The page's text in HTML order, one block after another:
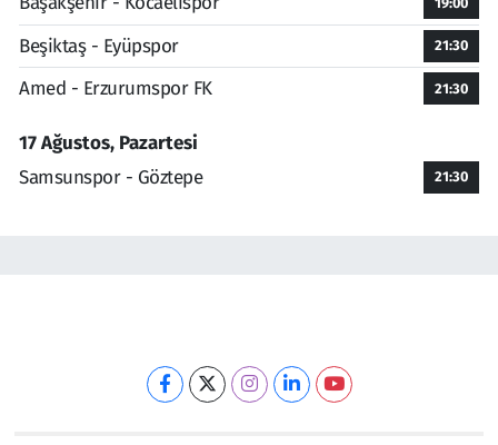
Beşiktaş - Eyüpspor 21:30
Amed - Erzurumspor FK 21:30
17 Ağustos, Pazartesi
Samsunspor - Göztepe
21:30